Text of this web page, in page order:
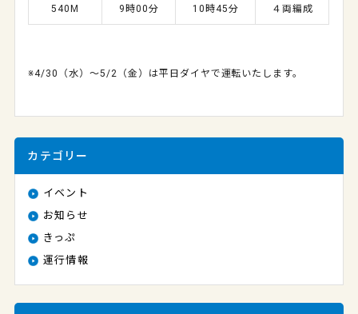
540M 9時00分 10時45分 ４両編成
※4/30（水）～5/2（金）は平日ダイヤで運転いたします。
カテゴリー
イベント
お知らせ
きっぷ
運行情報